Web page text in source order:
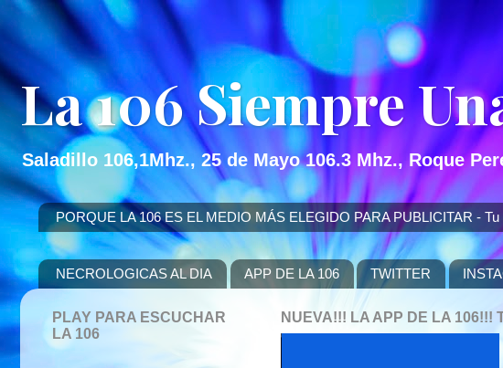
La 106 Siempre
Saladillo 106,1Mhz., 25 de Mayo 106.3 Mhz., Roque
PORQUE LA 106 ES EL MEDIO MÁS ELEGIDO PARA PUBLICITAR -
NECROLOGICAS AL DIA APP DE LA 106 TWITTER
NUEVA!!! LA APP DE LA 106!!!
PLAY PARA ESCUCHAR
LA 106